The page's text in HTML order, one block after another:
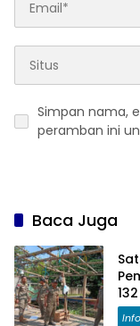
Simpan nama,
peramban ini
Baca Juga